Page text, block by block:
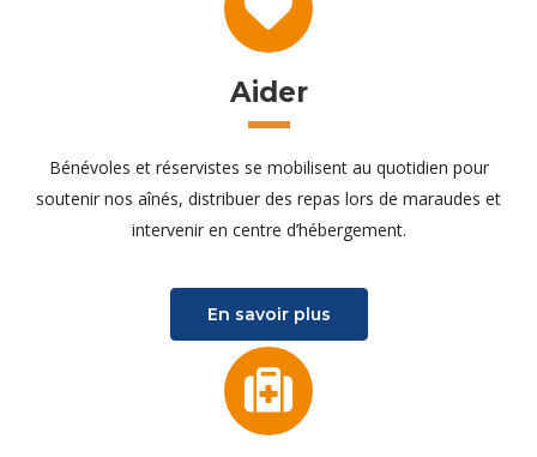
Aider
Bénévoles et réservistes se mobilisent au quotidien pour
soutenir nos aînés, distribuer des repas lors de maraudes et
intervenir en centre d’hébergement.
En savoir plus